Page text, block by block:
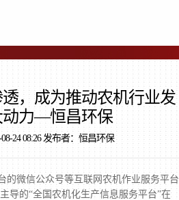
，成为推动农机行业发
动力—恒昌环保
24 08:26 发布者：恒昌环保
微信公众号等互联网农机作业服务平台
导的“全国农机化生产信息服务平台”在